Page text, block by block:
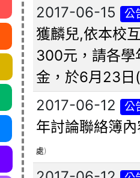
2017-06-15 公
獲麟兒,依本校
300元，請各學
金，於6月23日
2017-06-12 公
年討論聯絡簿
處)